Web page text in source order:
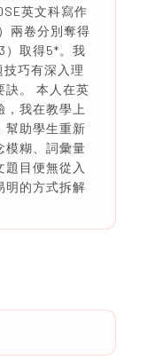
英文科寫作
兩卷分別奪得
）取得5*。我
巧有深入理
訣。 本人在英
，我在教學上
幫助學生重新
模糊、詞彙量
目便無從入
明的方式拆解